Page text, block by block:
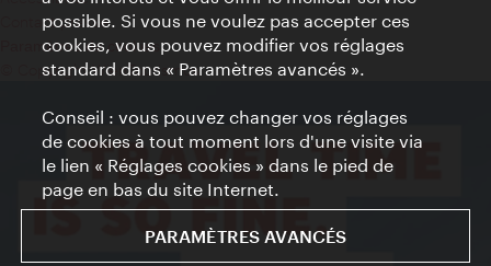
Contact presse
Paramètres de cookies
© Copyright WienTourismus
possible. Si vous ne voulez pas accepter ces
cookies, vous pouvez modifier vos réglages
standard dans « Paramètres avancés ».
Conseil : vous pouvez changer vos réglages
de cookies à tout moment lors d'une visite via
le lien « Réglages cookies » dans le pied de
page en bas du site Internet.
PARAMÈTRES AVANCÉS